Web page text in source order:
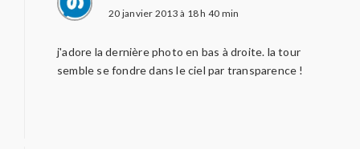
20 janvier 2013 à 18 h 40 min
j'adore la dernière photo en bas à droite. la tour
semble se fondre dans le ciel par transparence !